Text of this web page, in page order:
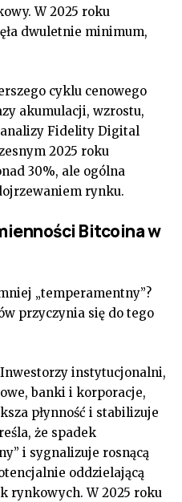
W 2025 roku
dwuletnie minimum,
cyklu cenowego
akumulacji, wzrostu,
analizy Fidelity Digital
2025 roku
30%, ale ogólna
rynku.
Bitcoina w
„temperamentny”?
przyczynia się do tego
Inwestorzy instytucjonalni,
banki i korporacje,
płynność i stabilizuje
że spadek
i sygnalizuje rosnącą
oddzielającą
rynkowych. W 2025 roku